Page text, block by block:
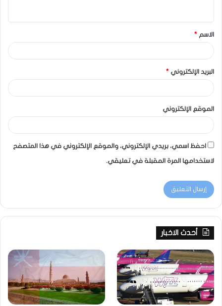
الاسم *
البريد الإلكتروني *
الموقع الإلكتروني
احفظ اسمي، بريدي الإلكتروني، والموقع الإلكتروني في هذا المتصفح
لاستخدامها المرة المقبلة في تعليقي.
أحدث الاخبار